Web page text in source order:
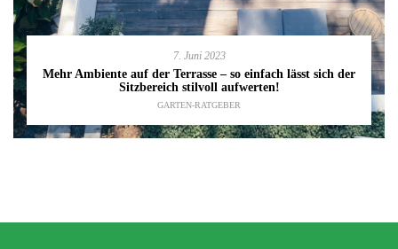
7. Juni 2023
Mehr Ambiente auf der Terrasse – so einfach lässt sich der
Sitzbereich stilvoll aufwerten!
GARTEN-RATGEBER